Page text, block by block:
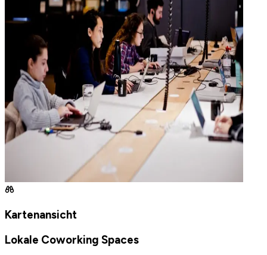
Kartenansicht
Lokale Coworking Spaces